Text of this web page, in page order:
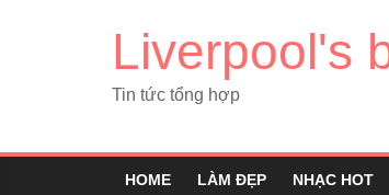
Liverpool's
Tin tức tổng hợp
HOME LÀM ĐẸP NHẠC HOT